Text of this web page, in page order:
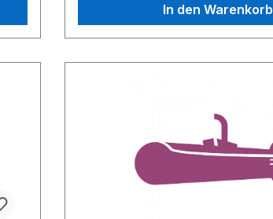
In den Warenkorb